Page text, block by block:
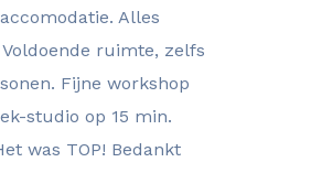
Alles
ruimte, zelfs
Fijne workshop
studio op 15 min.
was TOP! Bedankt